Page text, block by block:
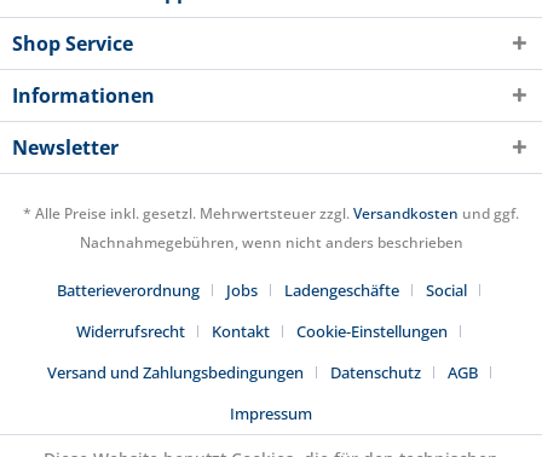
Shop Service
Informationen
Newsletter
* Alle Preise inkl. gesetzl. Mehrwertsteuer zzgl.Versandkosten und ggf.
Nachnahmegebühren, wenn nicht anders beschrieben
Batterieverordnung Jobs Ladengeschäfte
Social
Widerrufsrecht
Kontakt
Cookie-Einstellungen
Versand und Zahlungsbedingungen
Datenschutz
AGB
Impressum